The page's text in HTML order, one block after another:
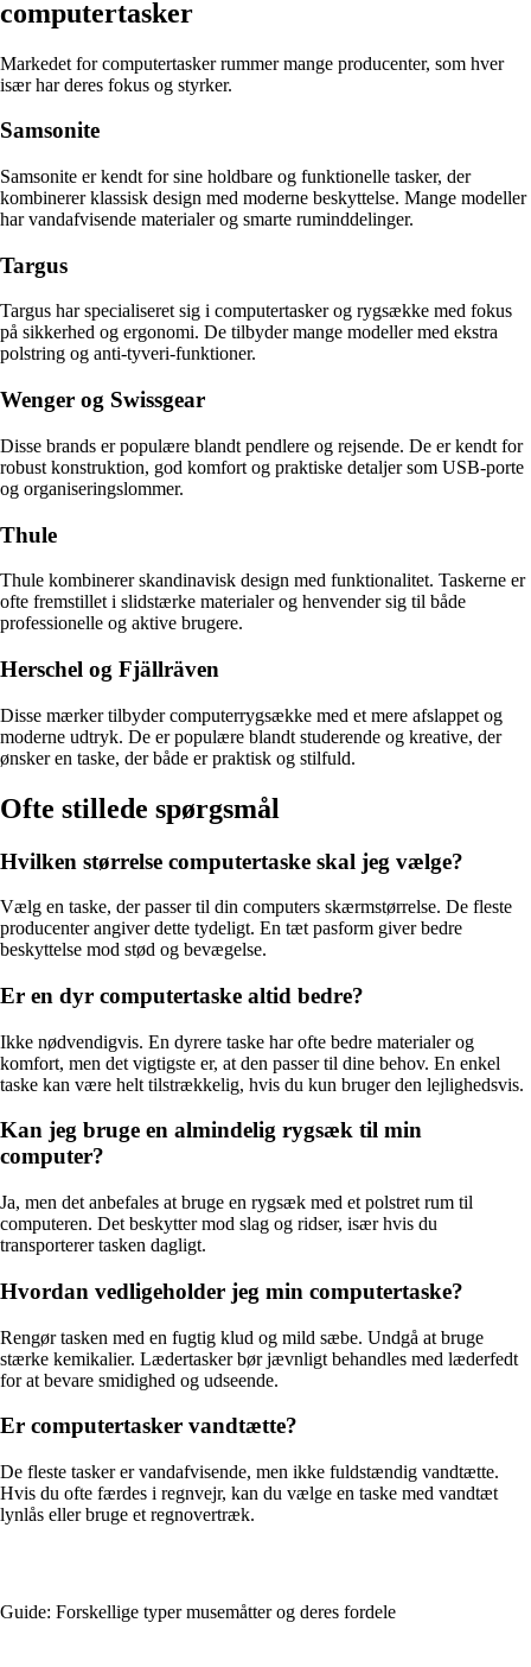
computertasker
Markedet for computertasker rummer mange producenter, som hver
især har deres fokus og styrker.
Samsonite
Samsonite er kendt for sine holdbare og funktionelle tasker, der
kombinerer klassisk design med moderne beskyttelse. Mange modeller
har vandafvisende materialer og smarte ruminddelinger.
Targus
Targus har specialiseret sig i computertasker og rygsække med fokus
på sikkerhed og ergonomi. De tilbyder mange modeller med ekstra
polstring og anti-tyveri-funktioner.
Wenger og Swissgear
Disse brands er populære blandt pendlere og rejsende. De er kendt for
robust konstruktion, god komfort og praktiske detaljer som USB-porte
og organiseringslommer.
Thule
Thule kombinerer skandinavisk design med funktionalitet. Taskerne er
ofte fremstillet i slidstærke materialer og henvender sig til både
professionelle og aktive brugere.
Herschel og Fjällräven
Disse mærker tilbyder computerrygsække med et mere afslappet og
moderne udtryk. De er populære blandt studerende og kreative, der
ønsker en taske, der både er praktisk og stilfuld.
Ofte stillede spørgsmål
Hvilken størrelse computertaske skal jeg vælge?
Vælg en taske, der passer til din computers skærmstørrelse. De fleste
producenter angiver dette tydeligt. En tæt pasform giver bedre
beskyttelse mod stød og bevægelse.
Er en dyr computertaske altid bedre?
Ikke nødvendigvis. En dyrere taske har ofte bedre materialer og
komfort, men det vigtigste er, at den passer til dine behov. En enkel
taske kan være helt tilstrækkelig, hvis du kun bruger den lejlighedsvis.
Kan jeg bruge en almindelig rygsæk til min
computer?
Ja, men det anbefales at bruge en rygsæk med et polstret rum til
computeren. Det beskytter mod slag og ridser, især hvis du
transporterer tasken dagligt.
Hvordan vedligeholder jeg min computertaske?
Rengør tasken med en fugtig klud og mild sæbe. Undgå at bruge
stærke kemikalier. Lædertasker bør jævnligt behandles med læderfedt
for at bevare smidighed og udseende.
Er computertasker vandtætte?
De fleste tasker er vandafvisende, men ikke fuldstændig vandtætte.
Hvis du ofte færdes i regnvejr, kan du vælge en taske med vandtæt
lynlås eller bruge et regnovertræk.
Guide: Forskellige typer musemåtter og deres fordele